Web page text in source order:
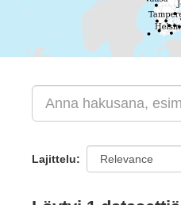
Lajittelu